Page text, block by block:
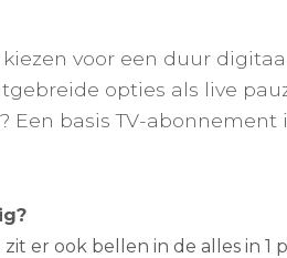
voor een duur
opties als live
Een basis TV-
er ook bellen in de alles in 1